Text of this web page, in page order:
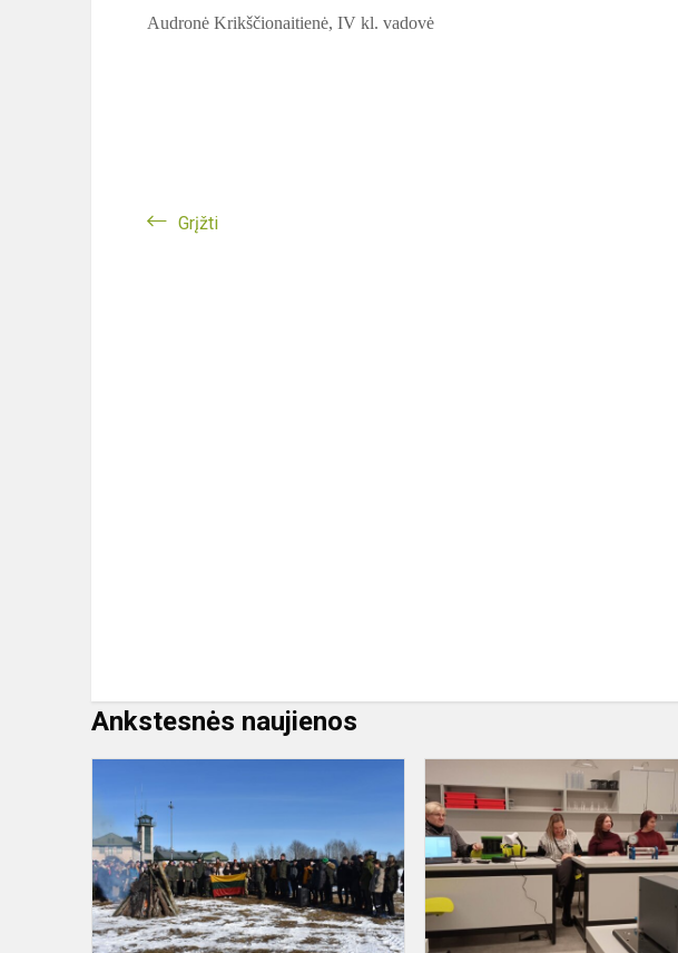
Audronė Krikščionaitienė, IV kl. vadovė
Grįžti
Ankstesnės naujienos
skirtas
Kovo
11-
ajai